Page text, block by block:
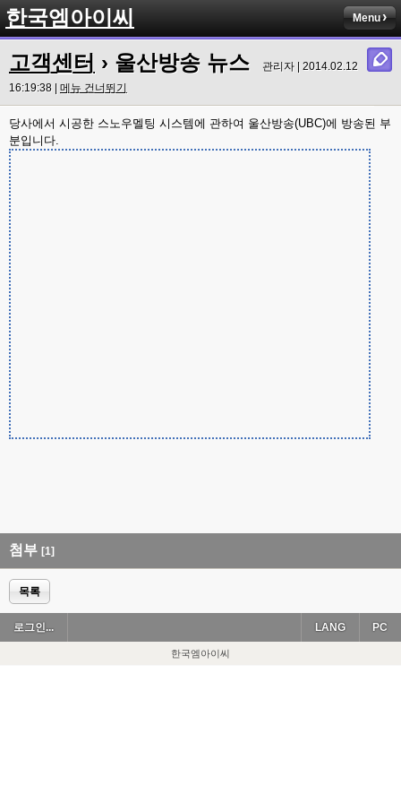
한국엠아이씨 Menu
고객센터 › 울산방송 뉴스
관리자 | 2014.02.12
16:19:38 | 메뉴 건너뛰기
당사에서 시공한 스노우멜팅 시스템에 관하여 울산방송(UBC)에 방송된 부
분입니다.
첨부 [1]
목록
로그인... PC
LANG
한국엠아이씨